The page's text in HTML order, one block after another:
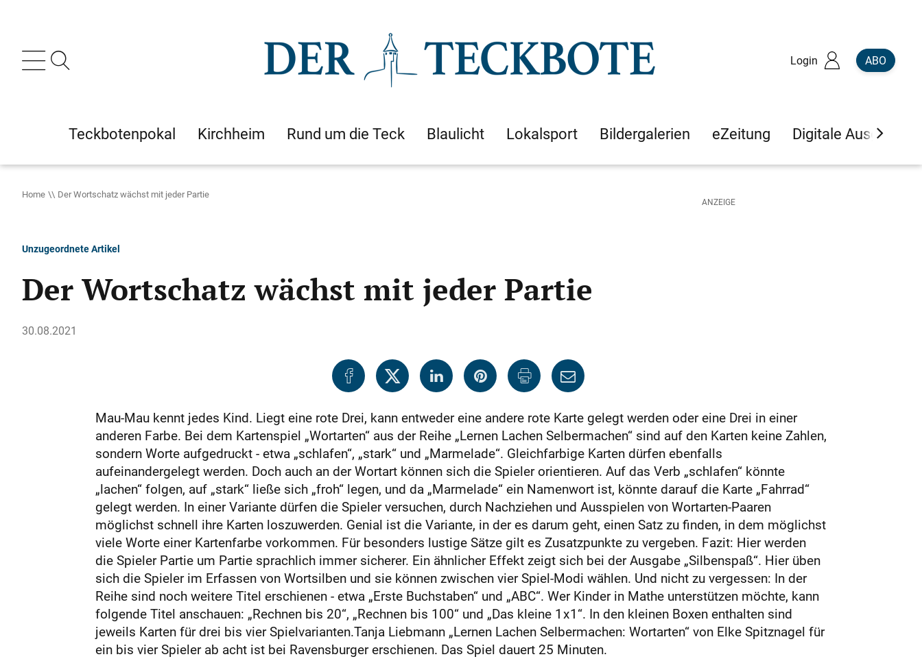
Login ABO
Teckbotenpokal Kirchheim Rund um die Teck Blaulicht Lokalsport Bildergalerien eZeitung Digitale Ausgaben
Home Der Wortschatz wächst mit jeder Partie
Unzugeordnete Artikel
Der Wortschatz wächst mit jeder Partie
30.08.2021
Mau-Mau kennt jedes Kind. Liegt eine rote Drei, kann entweder eine andere rote Karte gelegt werden oder eine Drei in einer
anderen Farbe. Bei dem Kartenspiel „Wortarten“ aus der Reihe „Lernen Lachen Selbermachen“ sind auf den Karten keine Zahlen,
sondern Worte aufgedruckt - etwa „schlafen“, „stark“ und „Marmelade“. Gleichfarbige Karten dürfen ebenfalls
aufeinandergelegt werden. Doch auch an der Wortart können sich die Spieler orientieren. Auf das Verb „schlafen“ könnte
„lachen“ folgen, auf „stark“ ließe sich „froh“ legen, und da „Marmelade“ ein Namenwort ist, könnte darauf die Karte „Fahrrad“
gelegt werden. In einer Variante dürfen die Spieler versuchen, durch Nachziehen und Ausspielen von Wortarten-Paaren
möglichst schnell ihre Karten loszuwerden. Genial ist die Variante, in der es darum geht, einen Satz zu finden, in dem möglichst
viele Worte einer Kartenfarbe vorkommen. Für besonders lustige Sätze gilt es Zusatzpunkte zu vergeben. Fazit: Hier werden
die Spieler Partie um Partie sprachlich immer sicherer. Ein ähnlicher Effekt zeigt sich bei der Ausgabe „Silbenspaß“. Hier üben
sich die Spieler im Erfassen von Wortsilben und sie können zwischen vier Spiel-Modi wählen. Und nicht zu vergessen: In der
Reihe sind noch weitere Titel erschienen - etwa „Erste Buchstaben“ und „ABC“. Wer Kinder in Mathe unterstützen möchte, kann
folgende Titel anschauen: „Rechnen bis 20“, „Rechnen bis 100“ und „Das kleine 1 x 1“. In den kleinen Boxen enthalten sind
jeweils Karten für drei bis vier Spielvarianten.Tanja Liebmann „Lernen Lachen Selbermachen: Wortarten“ von Elke Spitznagel für
ein bis vier Spieler ab acht ist bei Ravensburger erschienen. Das Spiel dauert 25 Minuten.